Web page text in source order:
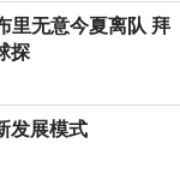
里无意今夏离队 拜
探
发展模式